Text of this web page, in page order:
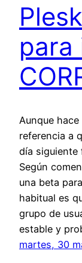
para
Aunque
referencia a
día siguiente
Según
una beta
habitual es
grupo de
estable y
martes, 30